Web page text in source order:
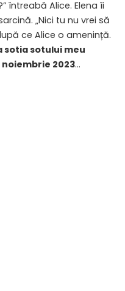
întreabă Alice. Elena îi
„Nici tu nu vrei să
ce Alice o amenință.
sotia sotului meu
noiembrie 2023…